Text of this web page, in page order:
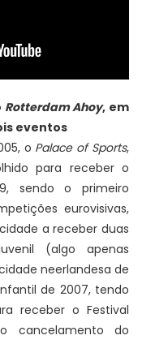
Rotterdam Ahoy, em
eventos
o Palace of Sports,
para receber o
sendo o primeiro
eurovisivas,
a receber duas
(algo apenas
neerlandesa de
de 2007, tendo
receber o Festival
cancelamento do